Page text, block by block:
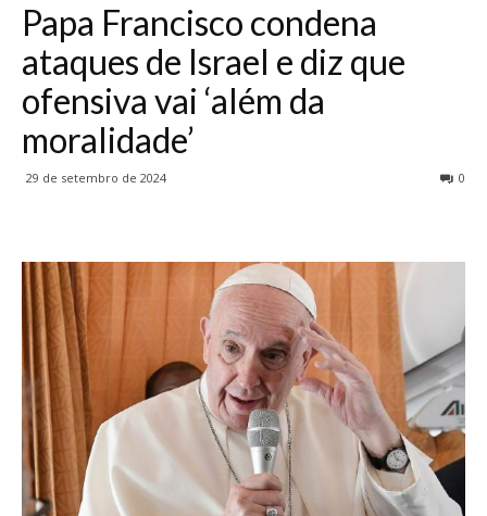
Papa Francisco condena
ataques de Israel e diz que
ofensiva vai ‘além da
moralidade’
29 de setembro de 2024 0